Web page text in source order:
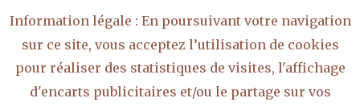
menu
Réflexions
Vidéo
le
menu
Information légale : En poursuivant votre navigation
sur ce site, vous acceptez l’utilisation de cookies
pour réaliser des statistiques de visites, l'affichage
d'encarts publicitaires et/ou le partage sur vos